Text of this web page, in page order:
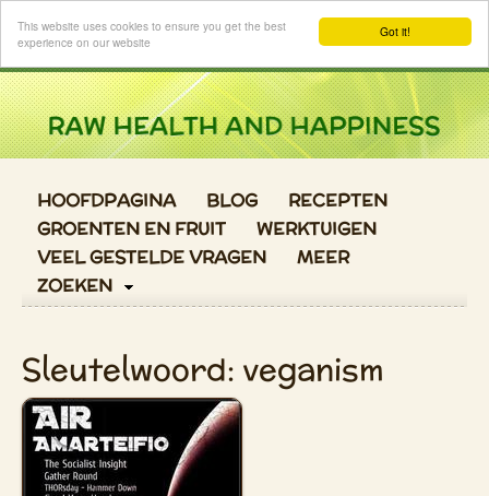
Got it!
This website uses cookies to ensure you get the best
experience on our website
Login
HOOFDPAGINA BLOG
RECEPTEN
GROENTEN EN FRUIT
WERKTUIGEN
VEEL GESTELDE VRAGEN
MEER
ZOEKEN
Sleutelwoord: veganism